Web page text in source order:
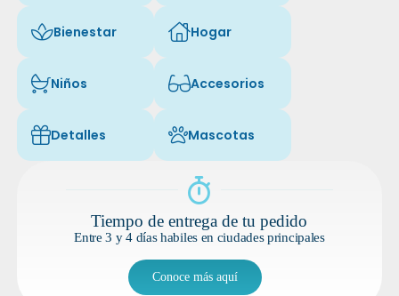
Icon of fa-light fa-spa
Bienestar Icon of fa-light fa-house-chimney
Hogar
Icon of fa-light fa-baby-carriage
Niños Icon of fa-light fa-glasses
Accesorios
Icon of fa-light fa-gift
Detalles Icon of fa-light fa-paw
Mascotas
Tiempo de entrega de tu pedido
Entre 3 y 4 días habiles en ciudades principales
Conoce más aquí